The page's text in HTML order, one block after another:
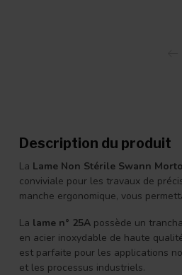
Description du produit
La Lame Non Stérile Swann
conviviale pour les travaux de
manche ergonomique, vous
La lame n° 25A possède un
en acier inoxydable de haute
est parfaite pour les applications
et les processus industriels.